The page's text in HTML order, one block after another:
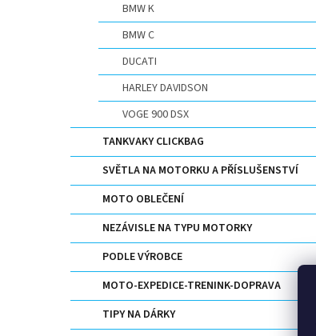
BMW K
BMW C
DUCATI
HARLEY DAVIDSON
VOGE 900 DSX
TANKVAKY CLICKBAG
SVĚTLA NA MOTORKU A PŘÍSLUŠENSTVÍ
MOTO OBLEČENÍ
NEZÁVISLE NA TYPU MOTORKY
PODLE VÝROBCE
MOTO-EXPEDICE-TRENINK-DOPRAVA
TIPY NA DÁRKY